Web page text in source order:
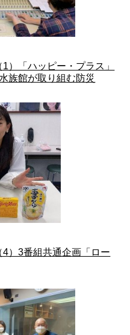
）「ハッピー・プラス」
族館が取り組む防災
4）3番組共通企画「ロー